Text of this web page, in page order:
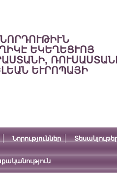
ԵԿԵՂԵՑՒՈՅ
ԵՒՐՈՊԱՅԻ
Նորություններ